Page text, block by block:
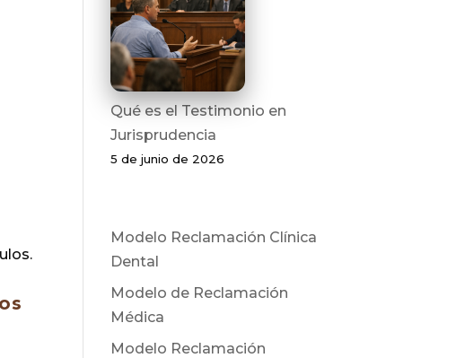
Qué es el Testimonio en
Jurisprudencia
5 de junio de 2026
Modelo Reclamación Clínica
Dental
Modelo de Reclamación
Médica
Modelo Reclamación